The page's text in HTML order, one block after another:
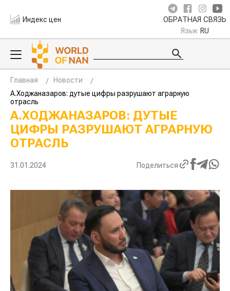
Индекс цен ОБРАТНАЯ СВЯЗЬ
Язык RU
Главная
Новости
А.Ходжаназаров: дутые цифры разрушают аграрную
отрасль
А.ХОДЖАНАЗАРОВ: ДУТЫЕ
ЦИФРЫ РАЗРУШАЮТ АГРАРНУЮ
ОТРАСЛЬ
31.01.2024 Поделиться